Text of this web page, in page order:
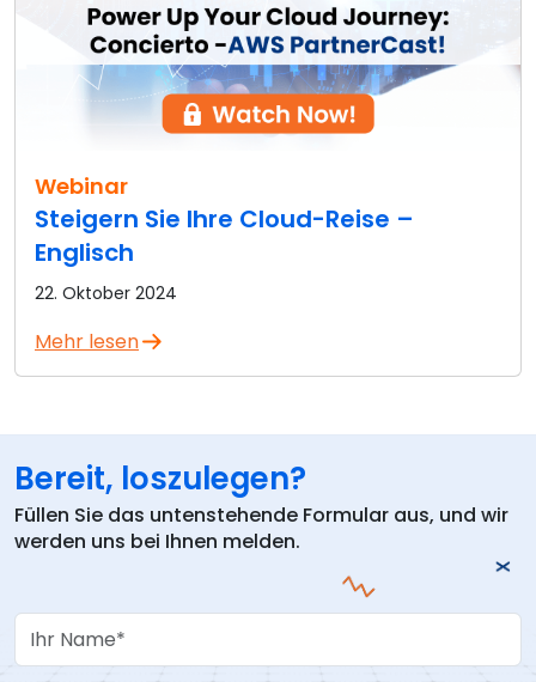
Webinar
Steigern Sie Ihre Cloud-Reise –
Englisch
22. Oktober 2024
Mehr lesen
Bereit, loszulegen?
Füllen Sie das untenstehende Formular aus, und wir
werden uns bei Ihnen melden.
Your Name